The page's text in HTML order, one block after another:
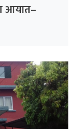
आयात–